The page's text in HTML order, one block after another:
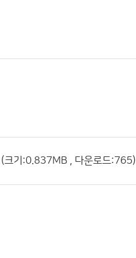
크기:0.837MB , 다운로드:765)